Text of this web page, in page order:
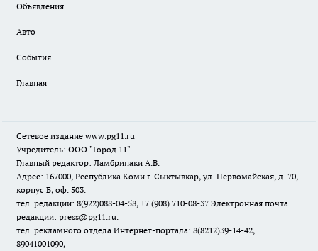
Объявления
Авто
События
Главная
Сетевое издание www.pg11.ru
Учредитель: ООО "Город 11"
Главный редактор: Ламбринаки А.В.
Адрес: 167000, Республика Коми г. Сыктывкар, ул. Первомайская, д. 70,
корпус Б, оф. 503.
тел. редакции: 8(922)088-04-58, +7 (908) 710-08-37 Электронная почта
редакции: press@pg11.ru.
тел. рекламного отдела Интернет-портала: 8(8212)39-14-42,
89041001090,